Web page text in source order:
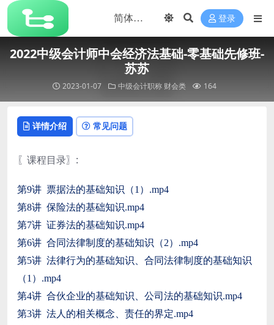
登录
2022中级会计师中会经济法基础-零基础先修班-
苏苏
2023-01-07 中级会计职称 财会类 164
详情介绍 常见问题
〖课程目录〗:
第9讲 票据法的基础知识（1）.mp4
第8讲 保险法的基础知识.mp4
第7讲 证券法的基础知识.mp4
第6讲 合同法律制度的基础知识（2）.mp4
第5讲 法律行为的基础知识、合同法律制度的基础知识
（1）.mp4
第4讲 合伙企业的基础知识、公司法的基础知识.mp4
第3讲 法人的相关概念、责任的界定.mp4